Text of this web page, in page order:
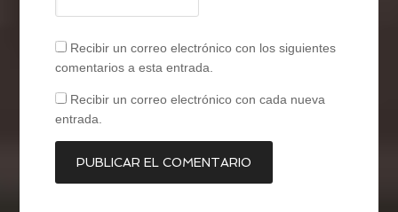
Recibir un correo electrónico con los siguientes
comentarios a esta entrada.
Recibir un correo electrónico con cada nueva
entrada.